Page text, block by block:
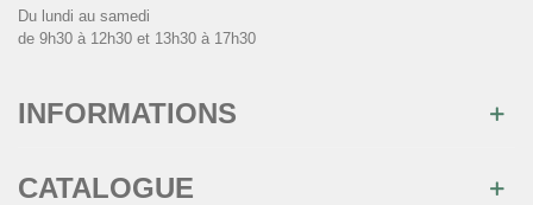
Du lundi au samedi
de 9h30 à 12h30 et 13h30 à 17h30
INFORMATIONS
CATALOGUE